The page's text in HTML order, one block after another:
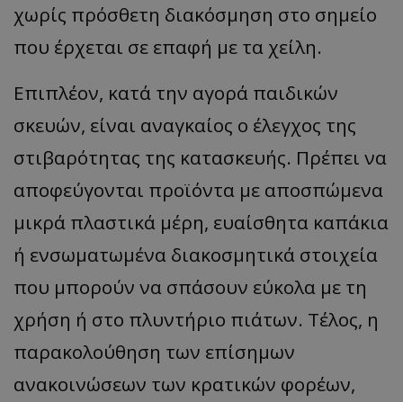
χωρίς πρόσθετη διακόσμηση στο σημείο
που έρχεται σε επαφή με τα χείλη.
Επιπλέον, κατά την αγορά παιδικών
σκευών, είναι αναγκαίος ο έλεγχος της
στιβαρότητας της κατασκευής. Πρέπει να
αποφεύγονται προϊόντα με αποσπώμενα
μικρά πλαστικά μέρη, ευαίσθητα καπάκια
ή ενσωματωμένα διακοσμητικά στοιχεία
που μπορούν να σπάσουν εύκολα με τη
χρήση ή στο πλυντήριο πιάτων. Τέλος, η
παρακολούθηση των επίσημων
ανακοινώσεων των κρατικών φορέων,